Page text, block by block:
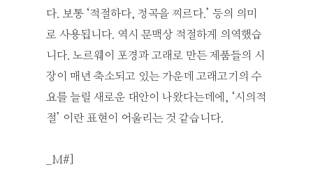
다. 보통 ‘적절하다, 정곡을 찌르다.’ 등의 의미
로 사용됩니다. 역시 문맥상 적절하게 의역했습
니다. 노르웨이 포경과 고래로 만든 제품들의 시
장이 매년 축소되고 있는 가운데 고래고기의 수
요를 늘릴 새로운 대안이 나왔다는데에, ‘시의적
절’ 이란 표현이 어울리는 것 같습니다.
_M#]